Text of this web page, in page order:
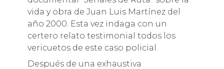
vida y obra de Juan Luis Martínez del
año 2000. Esta vez indaga con un
certero relato testimonial todos los
vericuetos de este caso policial.
Después de una exhaustiva